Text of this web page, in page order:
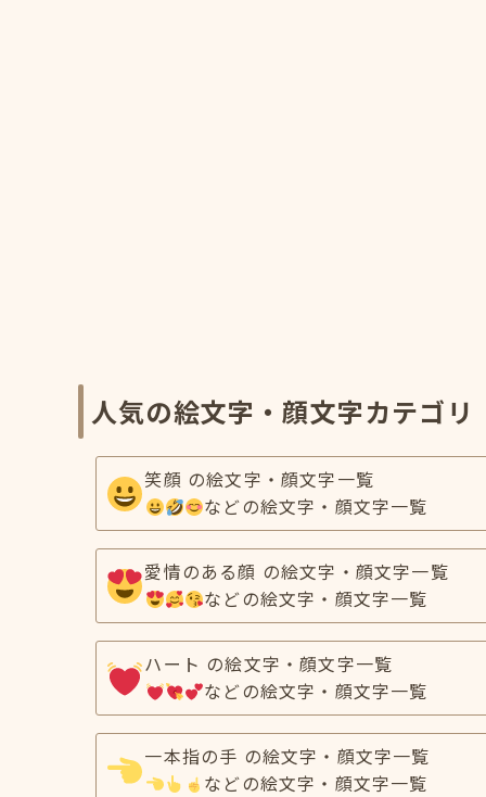
人気の絵文字・顔文字カテゴリ
笑顔 の絵文字・顔文字一覧
などの絵文字・顔文字一覧
愛情のある顔 の絵文字・顔文字一覧
などの絵文字・顔文字一覧
ハート の絵文字・顔文字一覧
などの絵文字・顔文字一覧
一本指の手 の絵文字・顔文字一覧
などの絵文字・顔文字一覧